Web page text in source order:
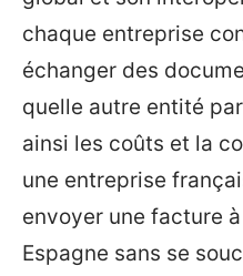
chaque entreprise
échanger des
quelle autre entité
ainsi les coûts et la
une entreprise
envoyer une facture
Espagne sans se